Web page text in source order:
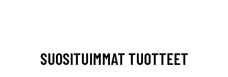
SUOSITUIMMAT TUOTTEET